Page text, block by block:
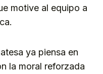
motive al equipo a
ya piensa en
la moral reforzada